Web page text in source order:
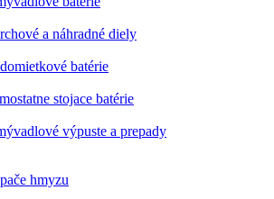
a náhradné diely
batérie
stojace batérie
výpuste a prepady
hmyzu